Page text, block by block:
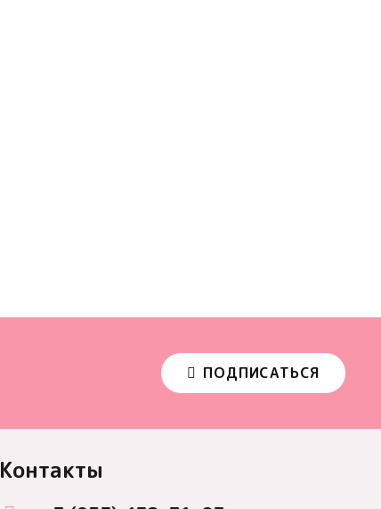
ПОДПИСАТЬСЯ
Контакты